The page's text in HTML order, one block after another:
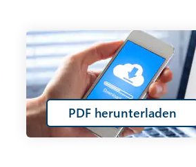
PDF herunterladen